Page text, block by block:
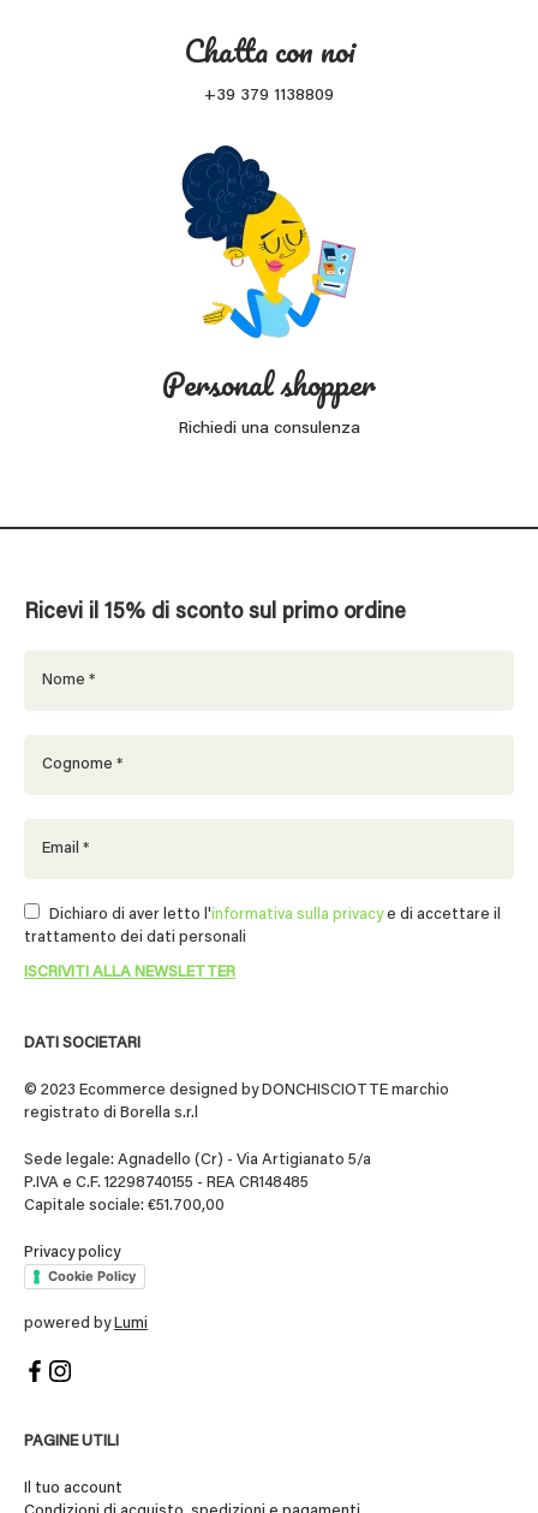
Chatta con noi
+39 379 1138809
Personal shopper
Richiedi una consulenza
DATI SOCIETARI
© 2023 Ecommerce designed by DONCHISCIOTTE marchio
registrato di Borella s.r.l
Sede legale: Agnadello (Cr) - Via Artigianato 5/a
P.IVA e C.F. 12298740155 - REA CR148485
Capitale sociale: €51.700,00
Privacy policy
Cookie Policy
powered by Lumi
PAGINE UTILI
Il tuo account
Ricevi il 15% di sconto sul primo ordine
Dichiaro di aver letto l'informativa sulla privacye di accettare il
trattamento dei dati personali